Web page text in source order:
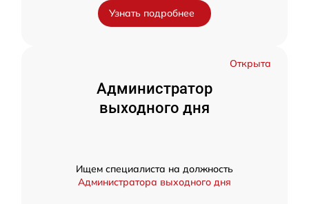
Узнать подробнее
Открыта
Администратор
выходного дня
Ищем специалиста на должность
Администратора выходного дня